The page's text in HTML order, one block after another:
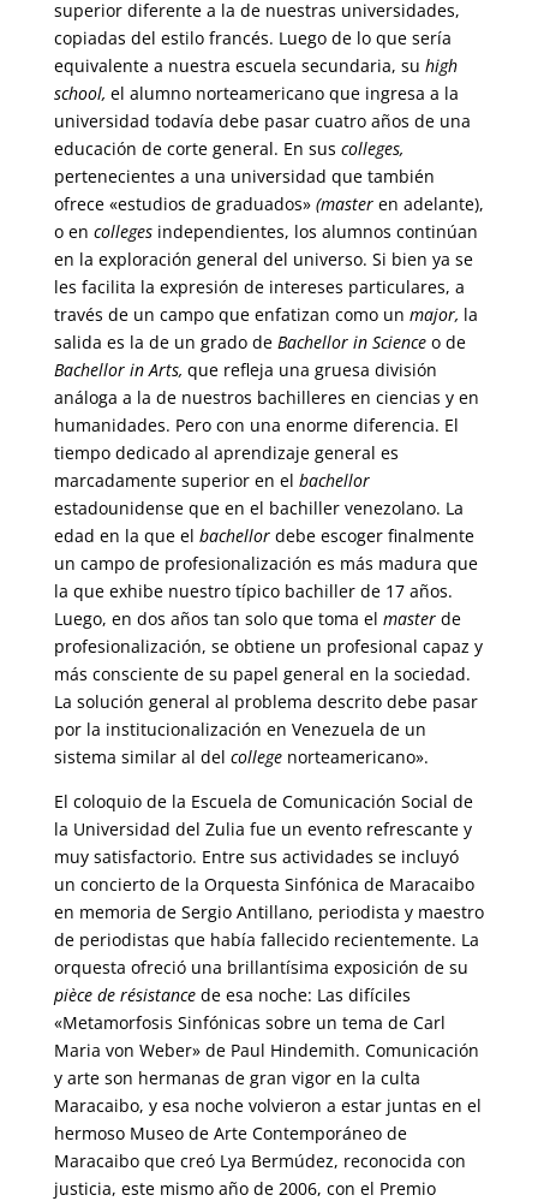
superior diferente a la de nuestras universidades,
copiadas del estilo francés. Luego de lo que sería
equivalente a nuestra escuela secundaria, su high
school, el alumno norteamericano que ingresa a la
universidad todavía debe pasar cuatro años de una
educación de corte general. En sus colleges,
pertenecientes a una universidad que también
ofrece «estudios de graduados» (masteren adelante),
o en collegesindependientes, los alumnos continúan
en la exploración general del universo. Si bien ya se
les facilita la expresión de intereses particulares, a
través de un campo que enfatizan como un major, la
salida es la de un grado de Bachellor in Scienceo de
Bachellor in Arts, que refleja una gruesa división
análoga a la de nuestros bachilleres en ciencias y en
humanidades. Pero con una enorme diferencia. El
tiempo dedicado al aprendizaje general es
marcadamente superior en el bachellor
estadounidense que en el bachiller venezolano. La
edad en la que el bachellordebe escoger finalmente
un campo de profesionalización es más madura que
la que exhibe nuestro típico bachiller de 17 años.
Luego, en dos años tan solo que toma el masterde
profesionalización, se obtiene un profesional capaz y
más consciente de su papel general en la sociedad.
La solución general al problema descrito debe pasar
por la institucionalización en Venezuela de un
sistema similar al del collegenorteamericano».
El coloquio de la Escuela de Comunicación Social de
la Universidad del Zulia fue un evento refrescante y
muy satisfactorio. Entre sus actividades se incluyó
un concierto de la Orquesta Sinfónica de Maracaibo
en memoria de Sergio Antillano, periodista y maestro
de periodistas que había fallecido recientemente. La
orquesta ofreció una brillantísima exposición de su
pièce de résistancede esa noche: Las difíciles
«Metamorfosis Sinfónicas sobre un tema de Carl
Maria von Weber» de Paul Hindemith. Comunicación
y arte son hermanas de gran vigor en la culta
Maracaibo, y esa noche volvieron a estar juntas en el
hermoso Museo de Arte Contemporáneo de
Maracaibo que creó Lya Bermúdez, reconocida con
justicia, este mismo año de 2006, con el Premio